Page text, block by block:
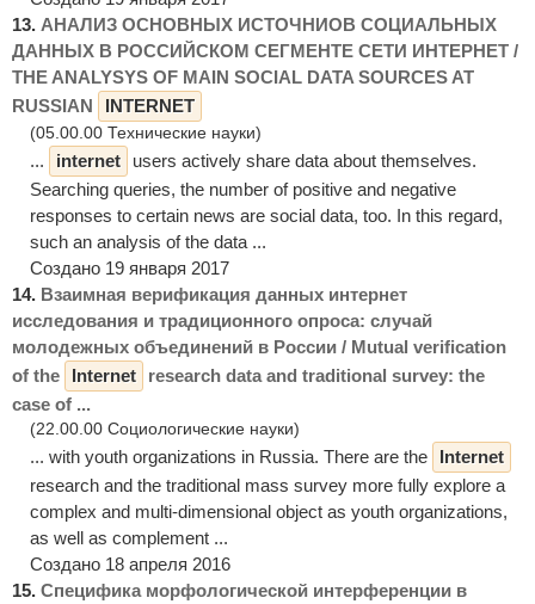
13. АНАЛИЗ ОСНОВНЫХ ИСТОЧНИОВ СОЦИАЛЬНЫХ
ДАННЫХ В РОССИЙСКОМ СЕГМЕНТЕ СЕТИ ИНТЕРНЕТ /
THE ANALYSYS OF MAIN SOCIAL DATA SOURCES AT
RUSSIAN
INTERNET
(05.00.00 Технические науки)
... internet
users actively share data about themselves.
Searching queries, the number of positive and negative
responses to certain news are social data, too. In this regard,
such an analysis of the data ...
Создано 19 января 2017
14. Взаимная верификация данных интернет
исследования и традиционного опроса: случай
молодежных объединений в России / Mutual verification
of the
Internet
research data and traditional survey: the
case of ...
(22.00.00 Социологические науки)
... with youth organizations in Russia. There are the
Internet
research and the traditional mass survey more fully explore a
complex and multi-dimensional object as youth organizations,
as well as complement ...
Создано 18 апреля 2016
15. Специфика морфологической интерференции в